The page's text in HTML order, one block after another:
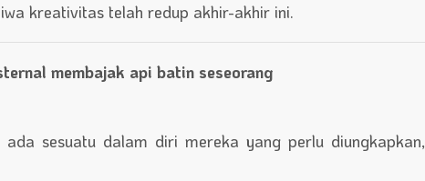
kreativitas telah redup akhir-akhir ini.
membajak api batin seseorang
sesuatu dalam diri mereka yang perlu diungkapkan,